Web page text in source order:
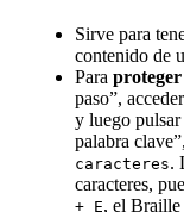
Sirve para
contenido de
Para
paso”,
y luego pulsar
palabra clave”,
caracteres.
caracteres,
+ E, el Braille